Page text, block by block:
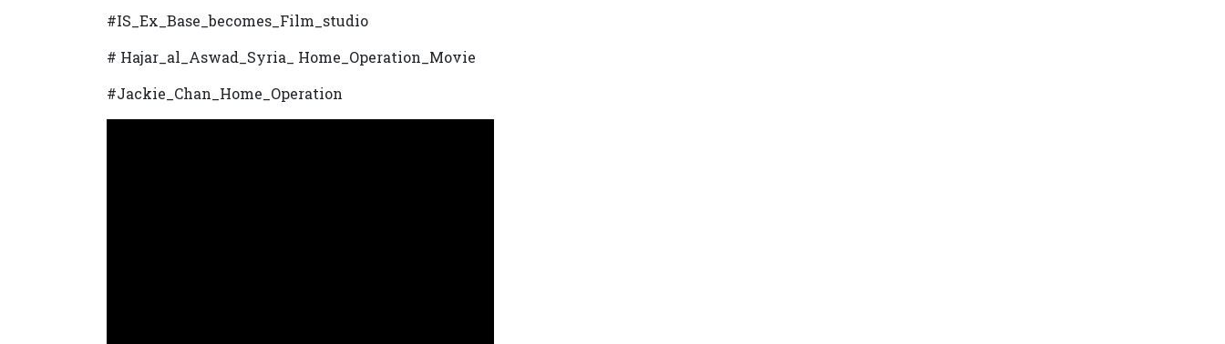
#IS_Ex_Base_becomes_Film_studio
# Hajar_al_Aswad_Syria_ Home_Operation_Movie
#Jackie_Chan_Home_Operation